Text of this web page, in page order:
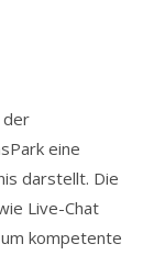
der
eine
darstellt. Die
Live-Chat
kompetente